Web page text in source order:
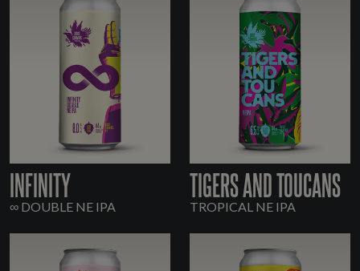
INFINITY
∞ DOUBLE NE IPA
TIGERS AND TOUCANS
TROPICAL NE IPA